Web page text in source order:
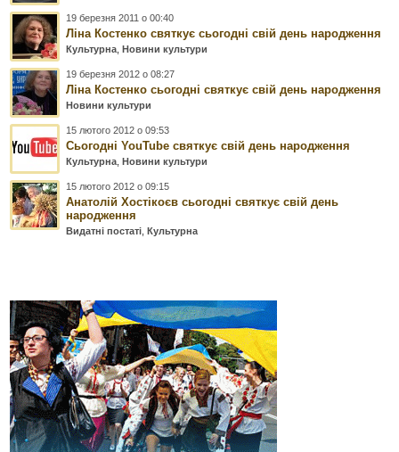
19 березня 2011 о 00:40
Ліна Костенко святкує сьогодні свій день народження
Культурна ,Новини культури
19 березня 2012 о 08:27
Ліна Костенко сьогодні святкує свій день народження
Новини культури
15 лютого 2012 о 09:53
Сьогодні YouTube святкує свій день народження
Культурна ,Новини культури
15 лютого 2012 о 09:15
Анатолій Хостікоєв сьогодні святкує свій день
народження
Видатні постаті ,Культурна